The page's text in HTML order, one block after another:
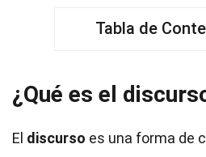
Tabla de
¿Qué es el
El discurso es una forma de